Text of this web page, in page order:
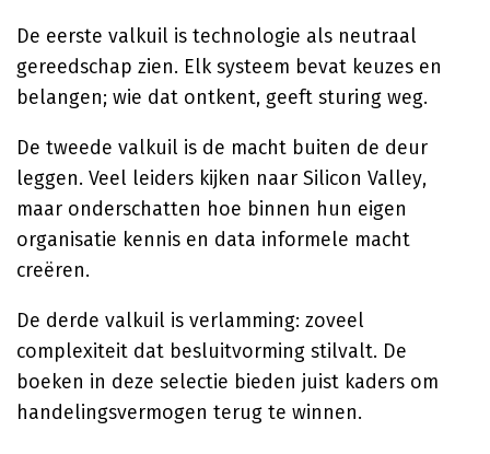
De eerste valkuil is technologie als neutraal
gereedschap zien. Elk systeem bevat keuzes en
belangen; wie dat ontkent, geeft sturing weg.
De tweede valkuil is de macht buiten de deur
leggen. Veel leiders kijken naar Silicon Valley,
maar onderschatten hoe binnen hun eigen
organisatie kennis en data informele macht
creëren.
De derde valkuil is verlamming: zoveel
complexiteit dat besluitvorming stilvalt. De
boeken in deze selectie bieden juist kaders om
handelingsvermogen terug te winnen.